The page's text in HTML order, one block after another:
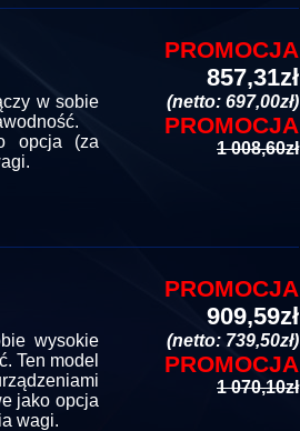
w sobie
opcja (za
PROMOCJA
857,31zł
(netto: 697,00zł)
PROMOCJA
1 008,60zł
wysokie
Ten model
jako opcja
wagi.
PROMOCJA
909,59zł
(netto: 739,50zł)
PROMOCJA
1 070,10zł